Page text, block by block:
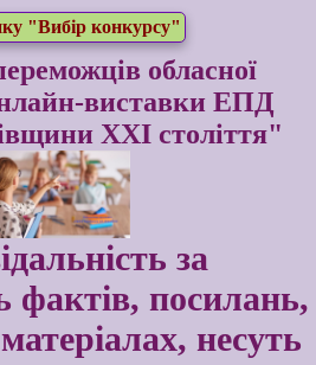
"Вибір конкурсу"
обласної
виставки ЕПД
ХХІ століття"
за
фактів, посилань,
несуть